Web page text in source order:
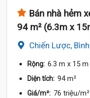
Bán nhà hẻm
94 m² (6.3m x
Chiến Lược,
Rộng: 6.3 m x 15 m
Diện tích: 94 m²
Giá/m²: 76 triệu/m²